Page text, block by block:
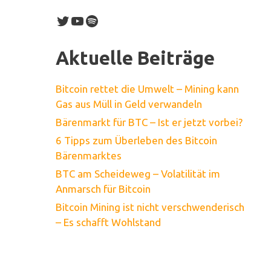
Twitter
YouTube
Spotify
Aktuelle Beiträge
Bitcoin rettet die Umwelt – Mining kann
Gas aus Müll in Geld verwandeln
Bärenmarkt für BTC – Ist er jetzt vorbei?
6 Tipps zum Überleben des Bitcoin
Bärenmarktes
BTC am Scheideweg – Volatilität im
Anmarsch für Bitcoin
Bitcoin Mining ist nicht verschwenderisch
– Es schafft Wohlstand